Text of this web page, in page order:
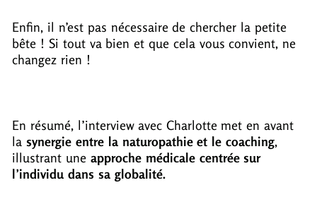
Enfin, il n’est pas nécessaire de chercher la petite
bête ! Si tout va bien et que cela vous convient, ne
changez rien !
En résumé, l’interview avec Charlotte met en avant
lasynergie entre la naturopathie et le coaching,
illustrant une approche médicale centrée sur
l’individu dans sa globalité.